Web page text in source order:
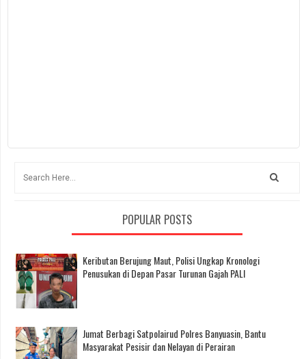
POPULAR POSTS
Keributan Berujung Maut, Polisi Ungkap Kronologi
Penusukan di Depan Pasar Turunan Gajah PALI
Jumat Berbagi Satpolairud Polres Banyuasin, Bantu
Masyarakat Pesisir dan Nelayan di Perairan